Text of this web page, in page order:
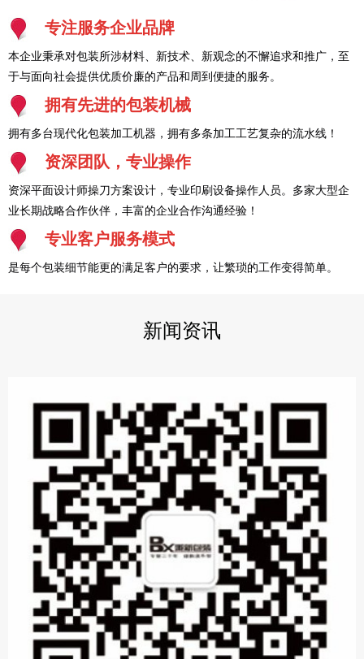
专注服务企业品牌
本企业秉承对包装所涉材料、新技术、新观念的不懈追求和推广，至
于与面向社会提供优质价廉的产品和周到便捷的服务。
拥有先进的包装机械
拥有多台现代化包装加工机器，拥有多条加工工艺复杂的流水线！
资深团队，专业操作
资深平面设计师操刀方案设计，专业印刷设备操作人员。多家大型企
业长期战略合作伙伴，丰富的企业合作沟通经验！
专业客户服务模式
是每个包装细节能更的满足客户的要求，让繁琐的工作变得简单。
新闻资讯